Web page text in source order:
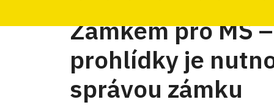
Zámkem pro MŠ
prohlídky je
správou zámku